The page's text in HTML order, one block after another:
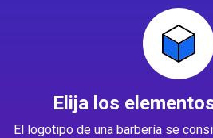
Elija los
El logotipo de una barbería se